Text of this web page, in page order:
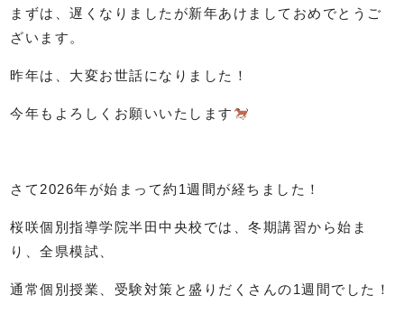
まずは、遅くなりましたが新年あけましておめでとうご
ざいます。
昨年は、大変お世話になりました！
今年もよろしくお願いいたします
さて2026年が始まって約1週間が経ちました！
桜咲個別指導学院半田中央校では、冬期講習から始ま
り、全県模試、
通常個別授業、受験対策と盛りだくさんの1週間でした！